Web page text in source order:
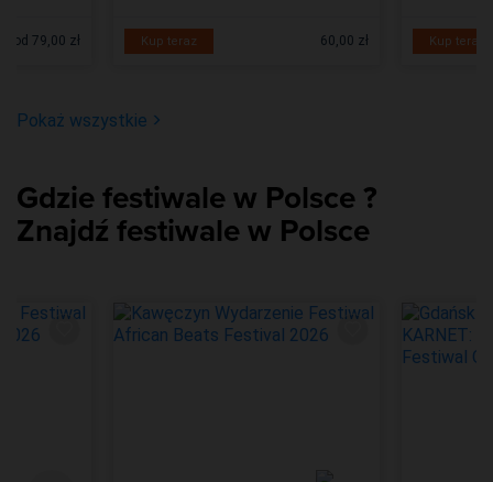
od 79,00 zł Kup teraz 60,00 zł Kup teraz
Pokaż wszystkie
Gdzie festiwale w Polsce ?
Znajdź festiwale w Polsce